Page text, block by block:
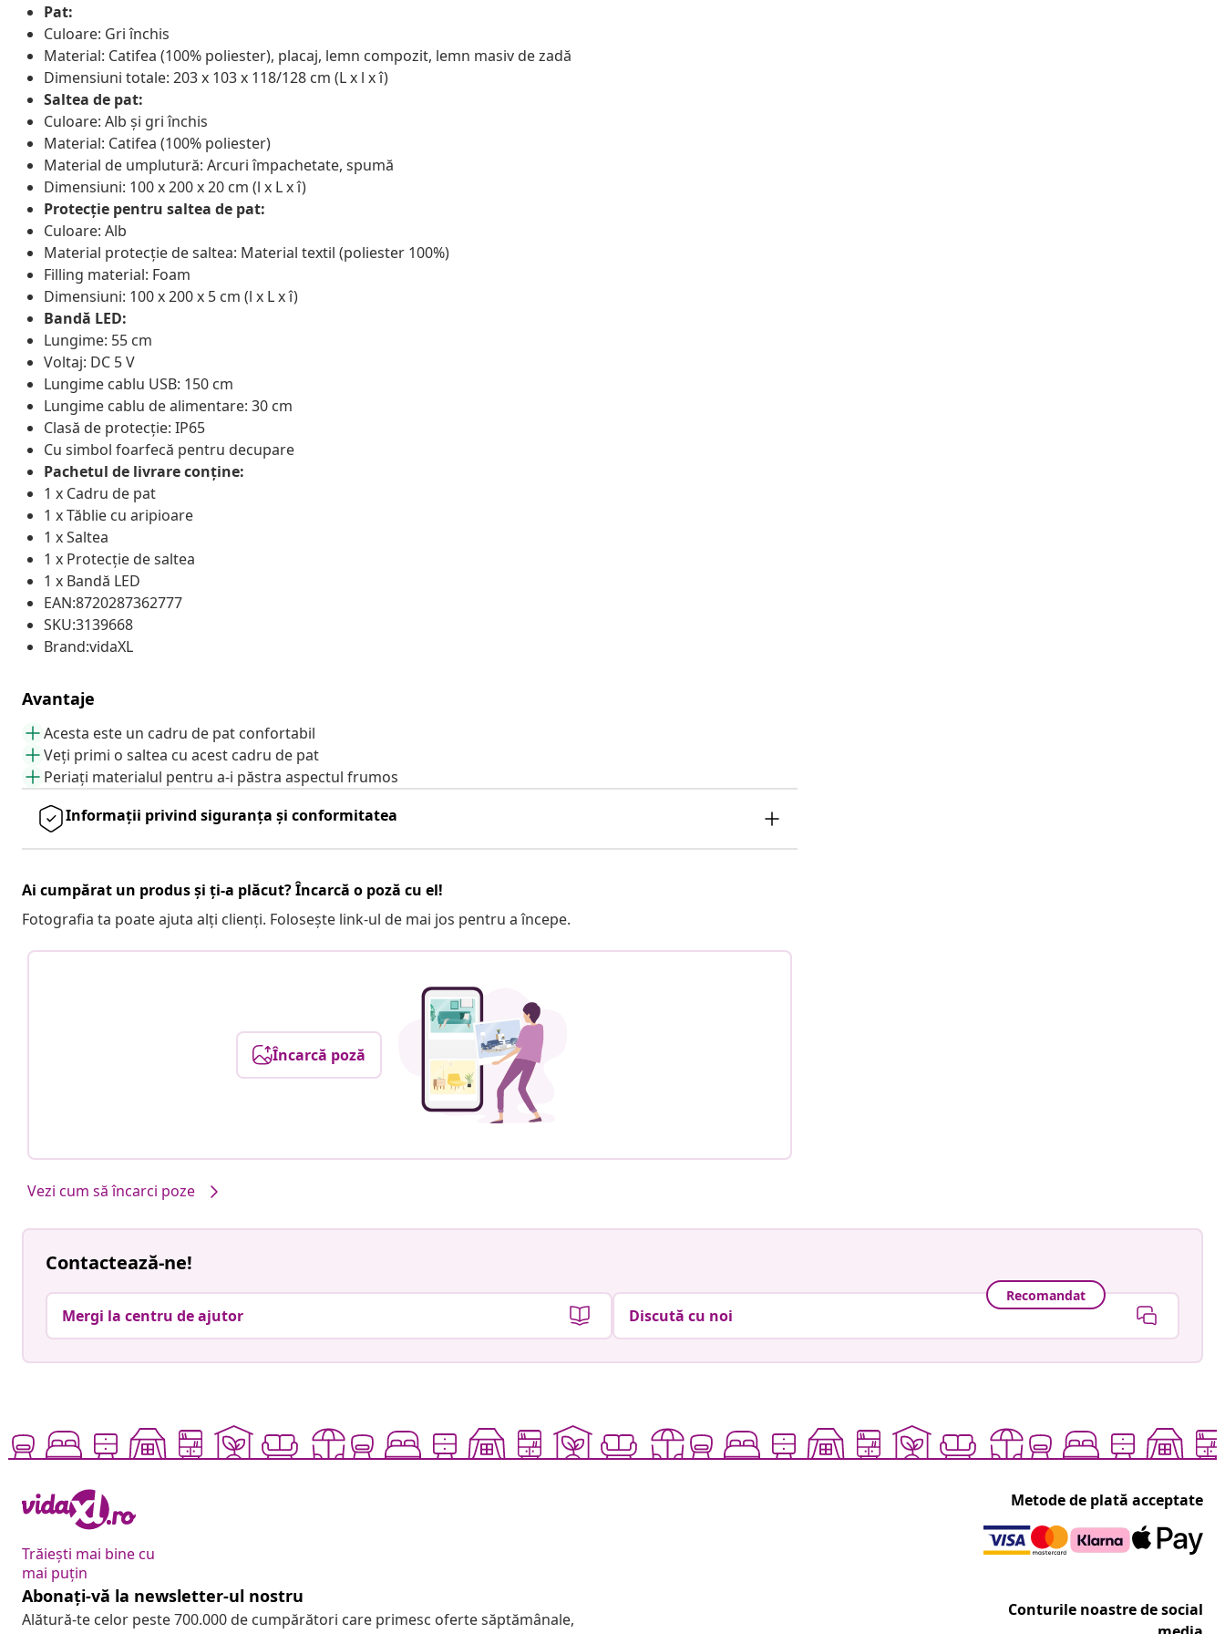
Pat:
Culoare: Gri închis
Material: Catifea (100% poliester), placaj, lemn compozit, lemn masiv de zadă
Dimensiuni totale: 203 x 103 x 118/128 cm (L x l x î)
Saltea de pat:
Culoare: Alb și gri închis
Material: Catifea (100% poliester)
Material de umplutură: Arcuri împachetate, spumă
Dimensiuni: 100 x 200 x 20 cm (l x L x î)
Protecție pentru saltea de pat:
Culoare: Alb
Material protecție de saltea: Material textil (poliester 100%)
Filling material: Foam
Dimensiuni: 100 x 200 x 5 cm (l x L x î)
Bandă LED:
Lungime: 55 cm
Voltaj: DC 5 V
Lungime cablu USB: 150 cm
Lungime cablu de alimentare: 30 cm
Clasă de protecție: IP65
Cu simbol foarfecă pentru decupare
Pachetul de livrare conține:
1 x Cadru de pat
1 x Tăblie cu aripioare
1 x Saltea
1 x Protecție de saltea
1 x Bandă LED
EAN:8720287362777
SKU:3139668
Brand:vidaXL
Avantaje
Acesta este un cadru de pat confortabil
Veți primi o saltea cu acest cadru de pat
Periați materialul pentru a-i păstra aspectul frumos
Informații privind siguranța și conformitatea
Ai cumpărat un produs și ți-a plăcut? Încarcă o poză cu el!
Fotografia ta poate ajuta alți clienți. Folosește link-ul de mai jos pentru a începe.
Încarcă poză
Vezi cum să încarci poze
Contactează-ne!
Mergi la centru de ajutor
Recomandat
Discută cu noi
Trăiești mai bine cu
mai puțin
Metode de plată acceptate
Abonați-vă la newsletter-ul nostru
Alătură-te celor peste 700.000 de cumpărători care primesc oferte săptămânale,
Conturile noastre de social